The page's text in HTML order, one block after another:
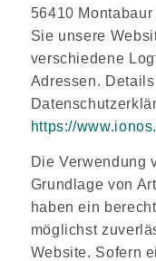
56410
Sie unsere
verschiedene
Adressen.
https://
Die Verwendung
Grundlage von
haben ein
möglichst
Website. Sofern